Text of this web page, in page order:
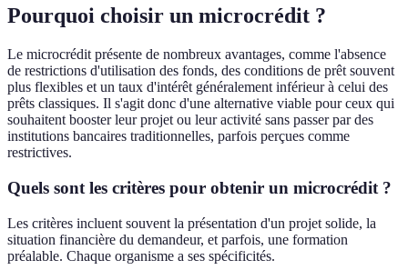
Pourquoi choisir un microcrédit ?
Le microcrédit présente de nombreux avantages, comme l'absence
de restrictions d'utilisation des fonds, des conditions de prêt souvent
plus flexibles et un taux d'intérêt généralement inférieur à celui des
prêts classiques. Il s'agit donc d'une alternative viable pour ceux qui
souhaitent booster leur projet ou leur activité sans passer par des
institutions bancaires traditionnelles, parfois perçues comme
restrictives.
Quels sont les critères pour obtenir un microcrédit ?
Les critères incluent souvent la présentation d'un projet solide, la
situation financière du demandeur, et parfois, une formation
préalable. Chaque organisme a ses spécificités.